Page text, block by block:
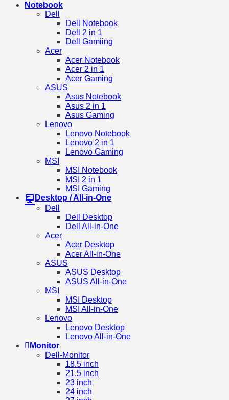
Notebook
Dell
Dell Notebook
Dell 2 in 1
Dell Gamiing
Acer
Acer Notebook
Acer 2 in 1
Acer Gaming
ASUS
Asus Notebook
Asus 2 in 1
Asus Gaming
Lenovo
Lenovo Notebook
Lenovo 2 in 1
Lenovo Gaming
MSI
MSI Notebook
MSI 2 in 1
MSI Gaming
Desktop / All-in-One
Dell
Dell Desktop
Dell All-in-One
Acer
Acer Desktop
Acer All-in-One
ASUS
ASUS Desktop
ASUS All-in-One
MSI
MSI Desktop
MSI All-in-One
Lenovo
Lenovo Desktop
Lenovo All-in-One
Monitor
Dell-Monitor
18.5 inch
21.5 inch
23 inch
24 inch